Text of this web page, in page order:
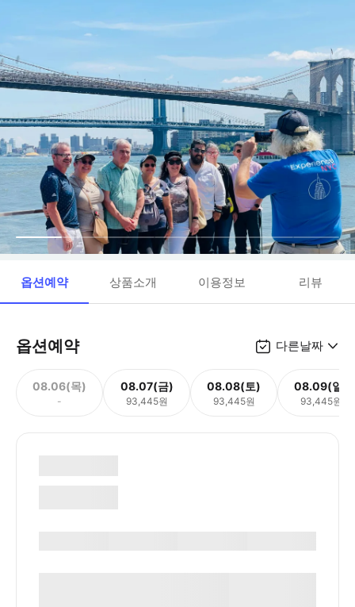
옵션예약 상품소개 이용정보 리뷰
옵션예약 다른날짜
08.06(목)
-
08.07(금)
93,445원
08.08(토)
93,445원
08.09(일)
93,445원